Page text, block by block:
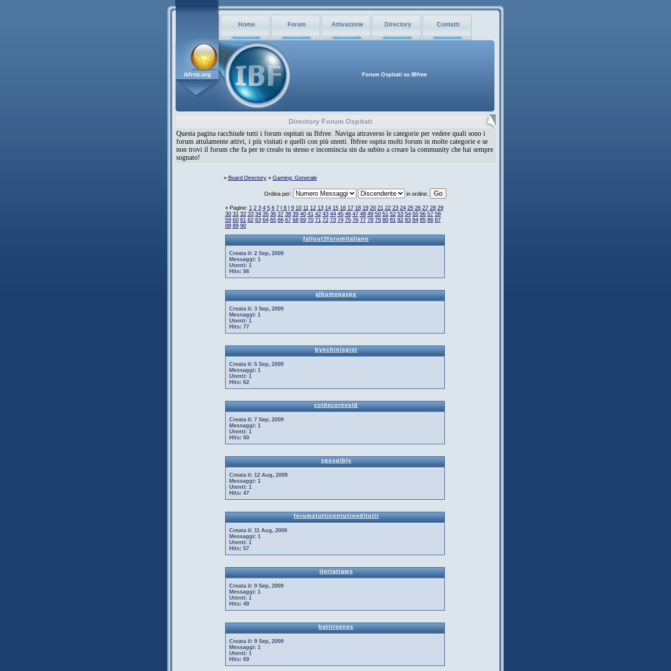
Home Forum Attivazione Directory Contatti
Forum Ospitati su IBfree
Directory Forum Ospitati
Questa pagina racchiude tutti i forum ospitati su Ibfree. Naviga attraverso le categorie per vedere quali sono i
forum attulamente attivi, i più visitati e quelli con più utenti. Ibfree ospita molti forum in molte categorie e se
non trovi il forum che fa per te crealo tu stesso e incomincia sin da subito a creare la community che hai sempre
sognato!
» Board Directory» Gaming: Generale
Ordina per: in ordine.
» Pagine: 1 2 3 4 5 6 7 [ 8 ] 9 10 11 12 13 14 15 16 17 18 19 20 21 22 23 24 25 26 27 28 29
30 31 32 33 34 35 36 37 38 39 40 41 42 43 44 45 46 47 48 49 50 51 52 53 54 55 56 57 58
59 60 61 62 63 64 65 66 67 68 69 70 71 72 73 74 75 76 77 78 79 80 81 82 83 84 85 86 87
88 89 90
fallout3forumitaliano
Creata il: 2 Sep, 2009
Messaggi: 1
Utenti: 1
Hits: 56
albumepaype
Creata il: 3 Sep, 2009
Messaggi: 1
Utenti: 1
Hits: 77
bynchinispist
Creata il: 5 Sep, 2009
Messaggi: 1
Utenti: 1
Hits: 62
coldecorevold
Creata il: 7 Sep, 2009
Messaggi: 1
Utenti: 1
Hits: 50
spospibly
Creata il: 12 Aug, 2009
Messaggi: 1
Utenti: 1
Hits: 47
forumxtutticontuttoeditutti
Creata il: 11 Aug, 2009
Messaggi: 1
Utenti: 1
Hits: 57
itertattaws
Creata il: 9 Sep, 2009
Messaggi: 1
Utenti: 1
Hits: 49
battireenes
Creata il: 9 Sep, 2009
Messaggi: 1
Utenti: 1
Hits: 69